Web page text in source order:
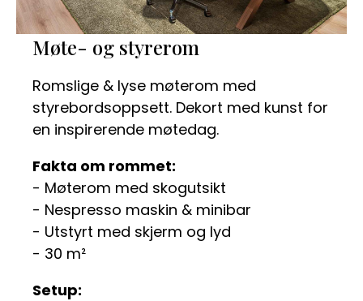
Møte- og styrerom
Romslige & lyse møterom med
styrebordsoppsett. Dekort med kunst for
en inspirerende møtedag.
Fakta om rommet:
- Møterom med skogutsikt
- Nespresso maskin & minibar
- Utstyrt med skjerm og lyd
- 30 m²
Setup: